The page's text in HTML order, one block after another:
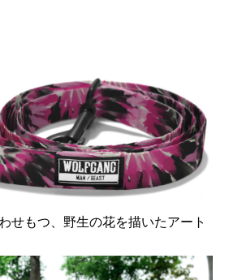
せもつ、野生の花を描いたアート